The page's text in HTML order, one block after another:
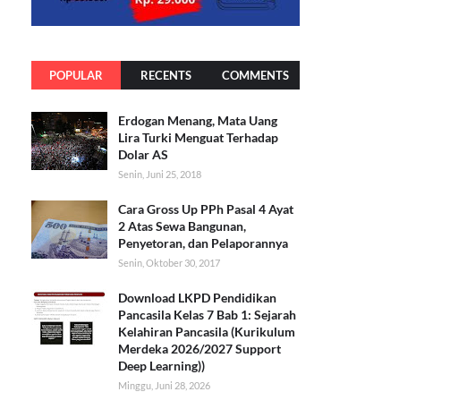
POPULAR RECENTS COMMENTS
Erdogan Menang, Mata Uang
Lira Turki Menguat Terhadap
Dolar AS
Senin, Juni 25, 2018
Cara Gross Up PPh Pasal 4 Ayat
2 Atas Sewa Bangunan,
Penyetoran, dan Pelaporannya
Senin, Oktober 30, 2017
Download LKPD Pendidikan
Pancasila Kelas 7 Bab 1: Sejarah
Kelahiran Pancasila (Kurikulum
Merdeka 2026/2027 Support
Deep Learning))
Minggu, Juni 28, 2026